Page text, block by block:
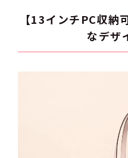
【13インチPC収納
なデザ